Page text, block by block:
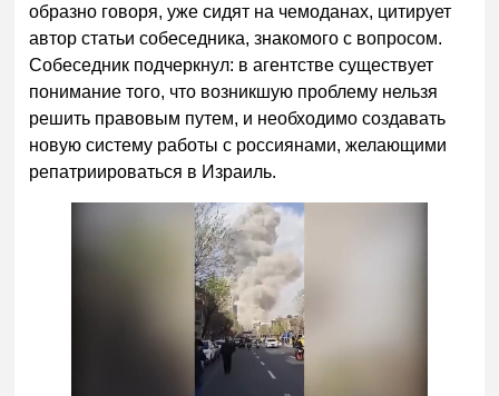
образно говоря, уже сидят на чемоданах, цитирует
автор статьи собеседника, знакомого с вопросом.
Собеседник подчеркнул: в агентстве существует
понимание того, что возникшую проблему нельзя
решить правовым путем, и необходимо создавать
новую систему работы с россиянами, желающими
репатриироваться в Израиль.